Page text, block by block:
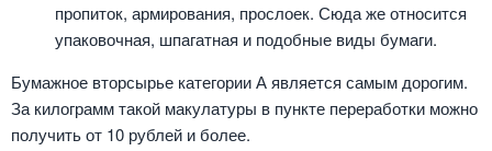
пропиток, армирования, прослоек. Сюда же относится
упаковочная, шпагатная и подобные виды бумаги.
Бумажное вторсырье категории А является самым дорогим.
За килограмм такой макулатуры в пункте переработки можно
получить от 10 рублей и более.